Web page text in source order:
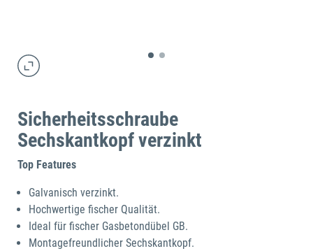
Sicherheitsschraube
Sechskantkopf verzinkt
Top Features
Galvanisch verzinkt.
Hochwertige fischer Qualität.
Ideal für fischer Gasbetondübel GB.
Montagefreundlicher Sechskantkopf.